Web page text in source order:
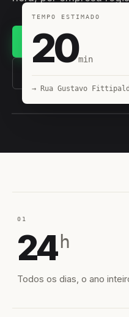
(11)
TEMPO ESTIMADO
20min
→ Rua Gustavo
01
24 h
Todos os dias, o ano